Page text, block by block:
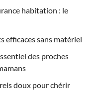
habitation : le
efficaces sans matériel
des proches
doux pour chérir